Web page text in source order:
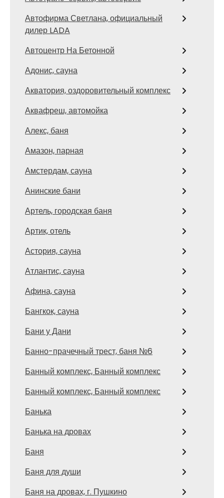
Автофирма Светлана, официальный
дилер LADA
Автоцентр На Бетонной
Адонис, сауна
Акватория, оздоровительный комплекс
Аквафреш, автомойка
Алекс, баня
Амазон, парная
Амстердам, сауна
Анинские бани
Артель, городская баня
Артик, отель
Астория, сауна
Атлантис, сауна
Афина, сауна
Бангкок, сауна
Бани у Дани
Банно-прачечный трест, баня №6
Банный комплекс, Банный комплекс
Банный комплекс, Банный комплекс
Банька
Банька на дровах
Баня
Баня для души
Баня на дровах, г. Пушкино